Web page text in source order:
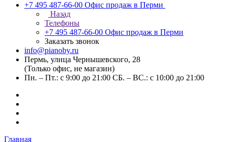
+7 495 487-66-00 Офис продаж в Перми
Назад
Телефоны
+7 495 487-66-00 Офис продаж в Перми
Заказать звонок
info@pianoby.ru
Пермь, улица Чернышевского, 28
(Только офис, не магазин)
Пн. – Пт.: с 9:00 до 21:00 СБ. – ВС.: с 10:00 до 21:00
Главная